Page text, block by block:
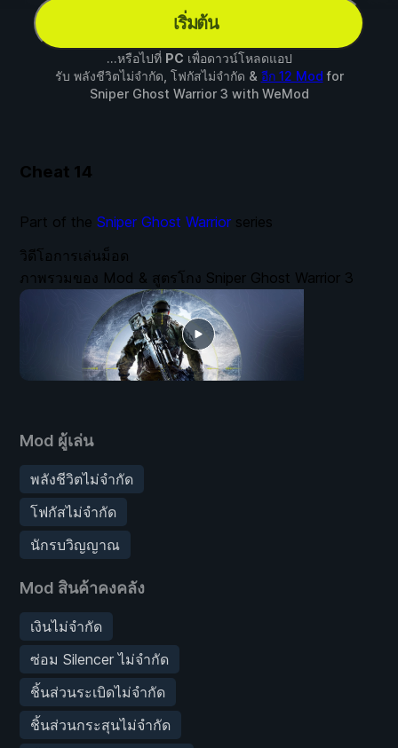
เริ่มต้น
...หรือไปที่ PC เพื่อดาวน์โหลดแอป
รับ พลังชีวิตไม่จำกัด, โฟกัสไม่จำกัด & อีก 12 Mod for
Sniper Ghost Warrior 3 with WeMod
Cheat 14
Mod ผู้เล่น
พลังชีวิตไม่จำกัด
โฟกัสไม่จำกัด
นักรบวิญญาณ
Mod สินค้าคงคลัง
เงินไม่จำกัด
ซ่อม Silencer ไม่จำกัด
ชิ้นส่วนระเบิดไม่จำกัด
ชิ้นส่วนกระสุนไม่จำกัด
วิดีโอการเล่นม็อด
ภาพรวมของ Mod & สูตรโกง Sniper Ghost Warrior 3
Part of the Sniper Ghost Warrior series